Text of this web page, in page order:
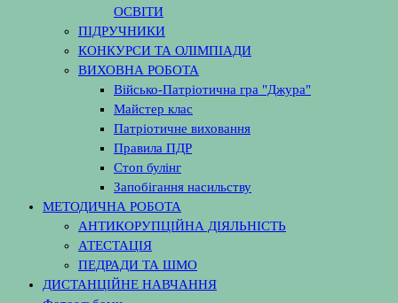
ОСВІТИ
ПІДРУЧНИКИ
КОНКУРСИ ТА ОЛІМПІАДИ
ВИХОВНА РОБОТА
Військо-Патріотична гра "Джура"
Майстер клас
Патріотичне виховання
Правила ПДР
Стоп булінг
Запобігання насильству
МЕТОДИЧНА РОБОТА
АНТИКОРУПЦІЙНА ДІЯЛЬНІСТЬ
АТЕСТАЦІЯ
ПЕДРАДИ ТА ШМО
ДИСТАНЦІЙНЕ НАВЧАННЯ